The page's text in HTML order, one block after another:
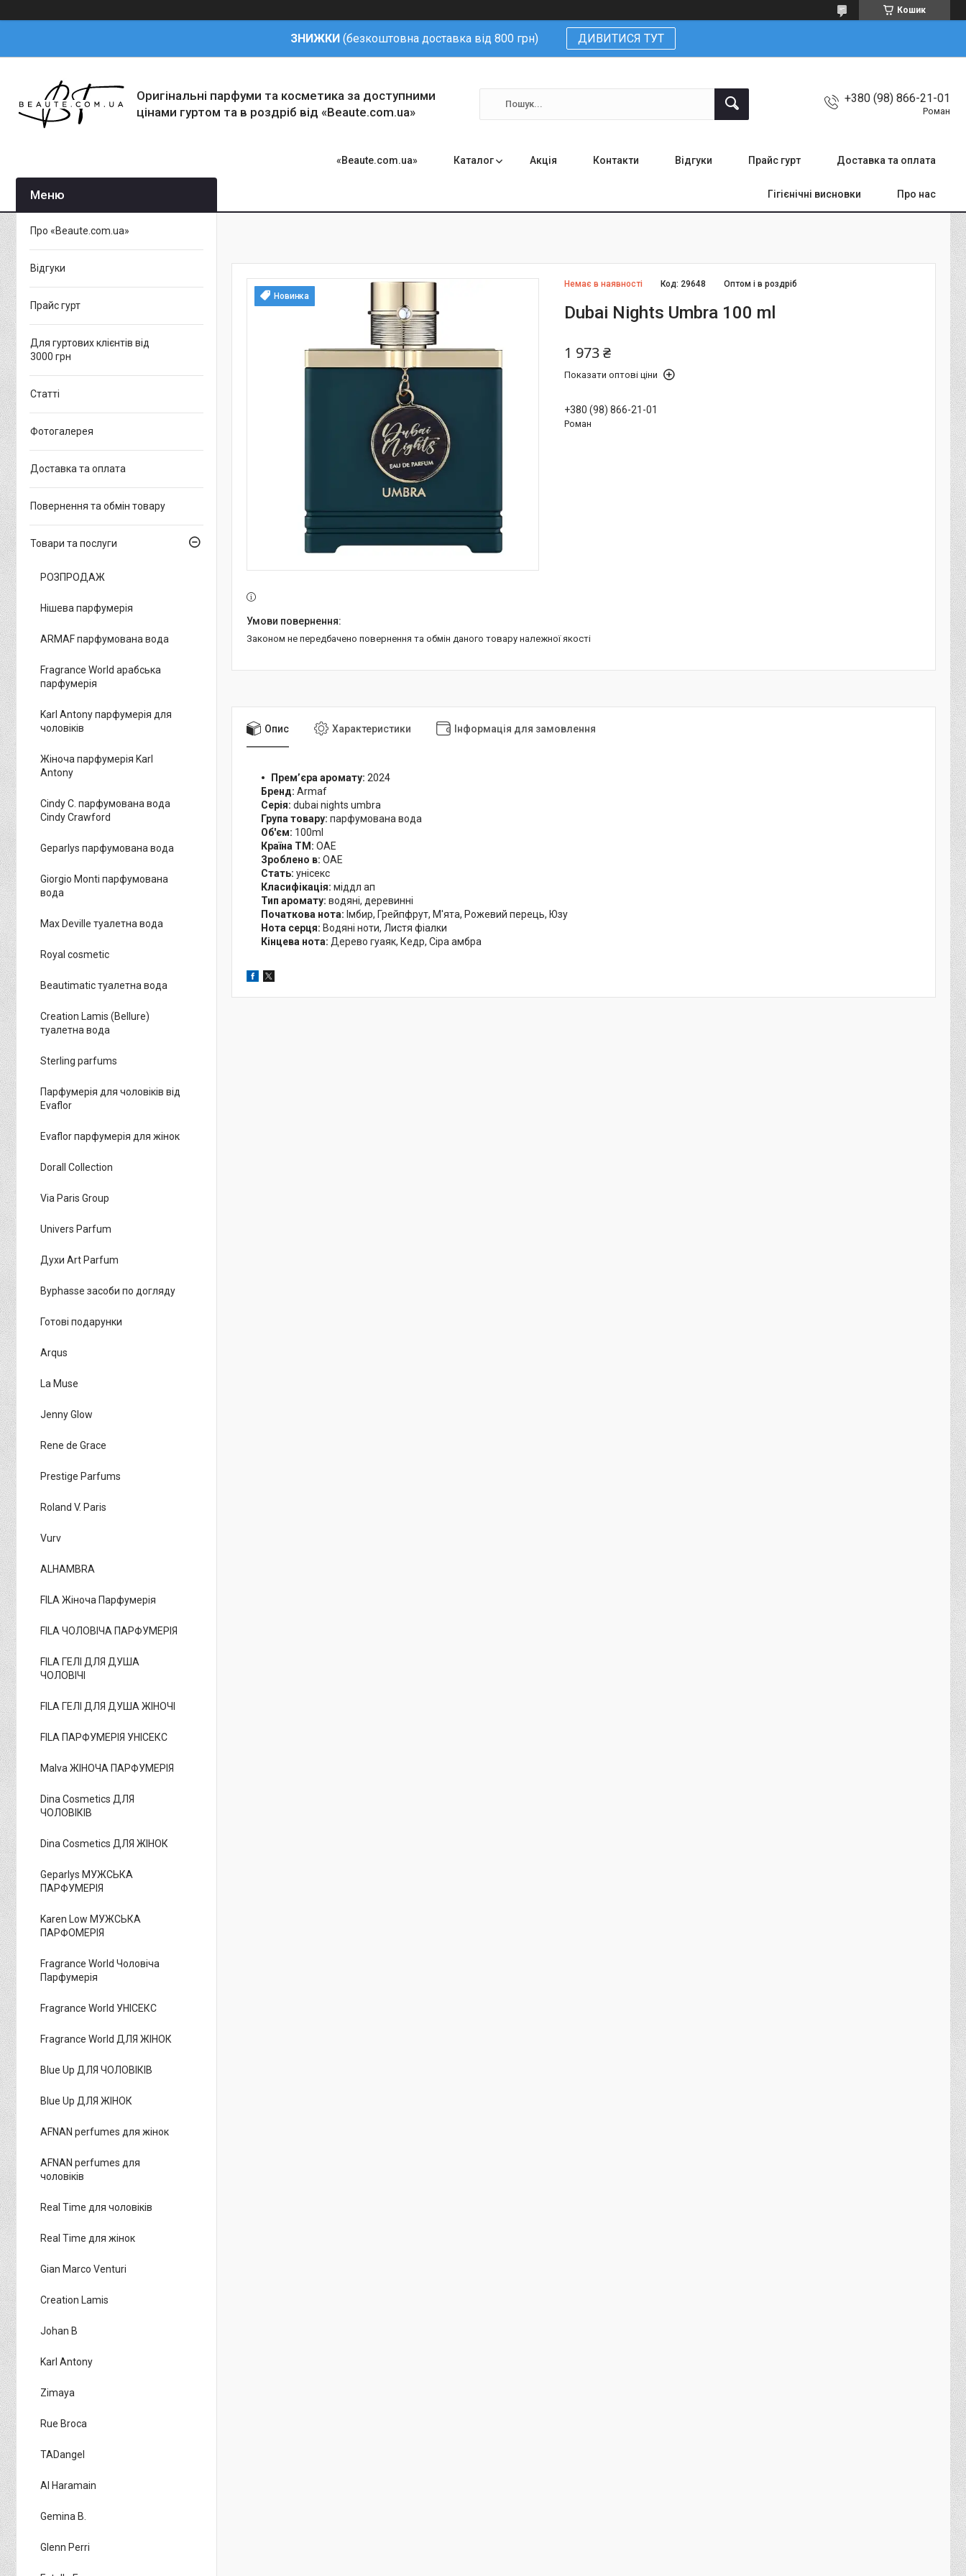
Кошик
ЗНИЖКИ (безкоштовна доставка від 800 грн) ДИВИТИСЯ ТУТ
Оригінальні парфуми та косметика за доступними
цінами гуртом та в роздріб від «Beaute.com.ua»
+380 (98) 866-21-01
Роман
«Beaute.com.ua» Каталог Акція Контакти Відгуки Прайс гурт Доставка та оплата
Гігієнічні висновки Про нас
Новинка
Немає в наявності Оптом і в роздріб
Код: 29648
Dubai Nights Umbra 100 ml
1 973 ₴
Показати оптові ціни
+380 (98) 866-21-01
Роман
Законом не передбачено повернення та обмін даного товару належної якості
Опис Характеристики Інформація для замовлення
Прем’єра аромату: 2024
Бренд: Armaf
Серія: dubai nights umbra
Група товару: парфумована вода
Об'єм: 100ml
Країна ТМ: ОАЕ
Зроблено в: ОАЕ
Стать: унісекс
Класифікація: міддл ап
Тип аромату: водяні, деревинні
Початкова нота: Імбир, Грейпфрут, М'ята, Рожевий перець, Юзу
Нота серця: Водяні ноти, Листя фіалки
Кінцева нота: Дерево гуаяк, Кедр, Сіра амбра
Про «Beaute.com.ua»
Відгуки
Прайс гурт
Для гуртових клієнтів від
3000 грн
Статті
Фотогалерея
Доставка та оплата
Повернення та обмін товару
Товари та послуги
РОЗПРОДАЖ
Нішева парфумерія
ARMAF парфумована вода
Fragrance World арабська
парфумерія
Karl Antony парфумерія для
чоловіків
Жіноча парфумерія Karl
Antony
Cindy C. парфумована вода
Cindy Crawford
Geparlys парфумована вода
Giorgio Monti парфумована
вода
Max Deville туалетна вода
Royal cosmetic
Beautimatic туалетна вода
Creation Lamis (Bellure)
туалетна вода
Sterling parfums
Парфумерія для чоловіків від
Evaflor
Evaflor парфумерія для жінок
Dorall Collection
Via Paris Group
Univers Parfum
Духи Art Parfum
Byphasse засоби по догляду
Готові подарунки
Arqus
La Muse
Jenny Glow
Rene de Grace
Prestige Parfums
Roland V. Paris
Vurv
ALHAMBRA
FILA Жіноча Парфумерія
FILA ЧОЛОВІЧА ПАРФУМЕРІЯ
FILA ГЕЛІ ДЛЯ ДУША
ЧОЛОВІЧІ
FILA ГЕЛІ ДЛЯ ДУША ЖІНОЧІ
FILA ПАРФУМЕРІЯ УНІСЕКС
Malva ЖІНОЧА ПАРФУМЕРІЯ
Dina Cosmetics ДЛЯ
ЧОЛОВІКІВ
Dina Cosmetics ДЛЯ ЖІНОК
Geparlys МУЖСЬКА
ПАРФУМЕРІЯ
Karen Low МУЖСЬКА
ПАРФОМЕРІЯ
Fragrance World Чоловіча
Парфумерія
Fragrance World УНІСЕКС
Fragrance World ДЛЯ ЖІНОК
Blue Up ДЛЯ ЧОЛОВІКІВ
Blue Up ДЛЯ ЖІНОК
AFNAN perfumes для жінок
AFNAN perfumes для
чоловіків
Real Time для чоловіків
Real Time для жінок
Gian Marco Venturi
Creation Lamis
Johan B
Karl Antony
Zimaya
Rue Broca
TADangel
Al Haramain
Gemina B.
Glenn Perri